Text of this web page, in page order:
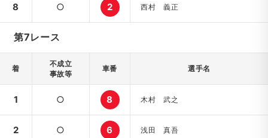
8 ○ 2 西村 義正
第7レース
着
不成立
事故等
車番 選手名
1 ○ 8 木村 武之
2 ○ 6 浅田 真吾